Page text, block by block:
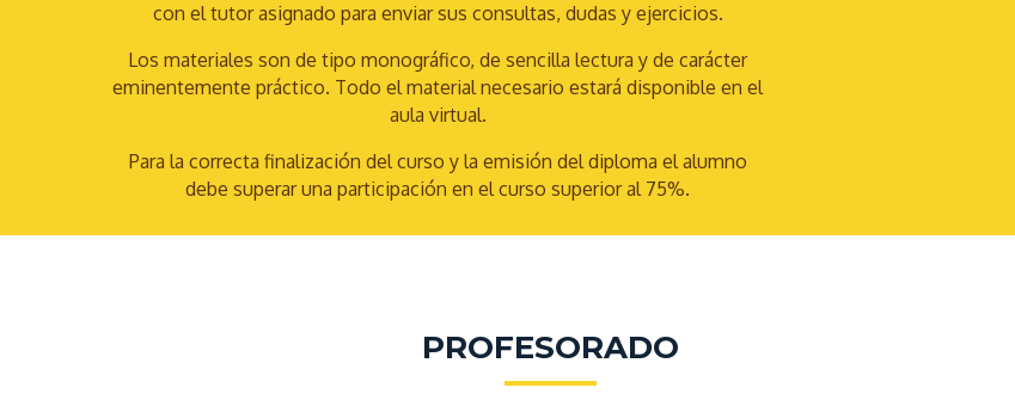
con el tutor asignado para enviar sus consultas, dudas y ejercicios.
Los materiales son de tipo monográfico, de sencilla lectura y de carácter
eminentemente práctico. Todo el material necesario estará disponible en el
aula virtual.
Para la correcta finalización del curso y la emisión del diploma el alumno
debe superar una participación en el curso superior al 75%.
PROFESORADO